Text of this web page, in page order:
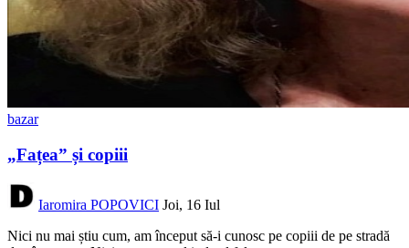
bazar
„Fațea” și copiii
Iaromira POPOVICI Joi, 16 Iul
Nici nu mai știu cum, am început să-i cunosc pe copiii de pe stradă